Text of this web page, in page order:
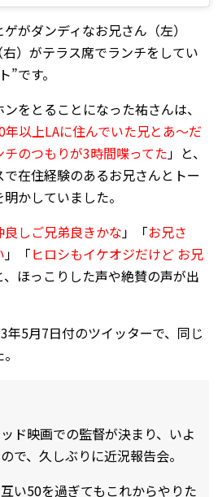
がダンディなお兄さん（左）
）がテラス席でランチをしてい
です。
をとることになった祐さんは、
以上LAに住んでいた兄とあ～だ
のつもりが3時間喋ってた」と、
在住経験のあるお兄さんとトー
かしていました。
良しご兄弟良きかな」「お兄さ
」「ヒロシもイケオジだけど お兄
、ほっこりした声や絶賛の声が出
年5月7日付のツイッターで、同じ
ド映画での監督が決まり、いよ
で、久しぶりに近況報告会。
い50を過ぎてもこれからやりた